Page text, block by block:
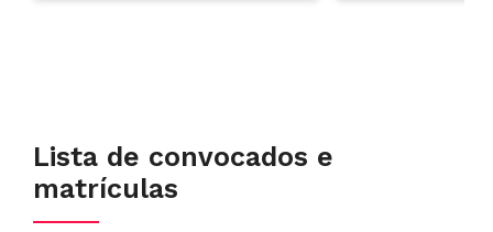
Lista de convocados e
matrículas